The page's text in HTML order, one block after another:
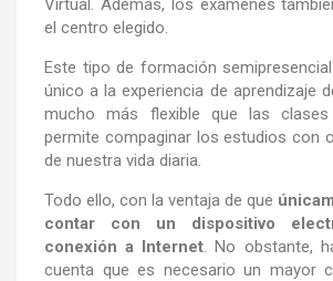
Virtual. Además, los exámenes
el centro elegido.
Este tipo de formación
único a la experiencia de aprendizaje
mucho más flexible que las
permite compaginar los estudios con
de nuestra vida diaria.
Todo ello, con la ventaja de que
contar con un dispositivo
conexión a Internet. No obstante,
cuenta que es necesario un mayor